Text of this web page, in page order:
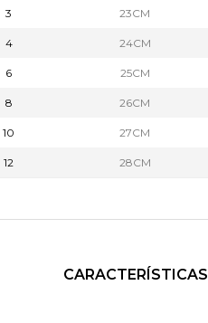
3 23CM
4 24CM
6 25CM
8 26CM
10 27CM
12 28CM
CARACTERÍSTICAS